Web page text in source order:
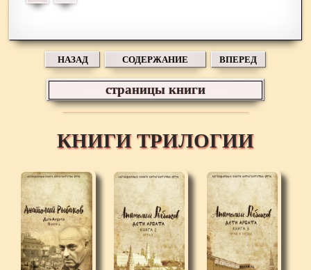
НАЗАД СОДЕРЖАНИЕ ВПЕРЕД
страницы книги
КНИГИ ТРИЛОГИИ